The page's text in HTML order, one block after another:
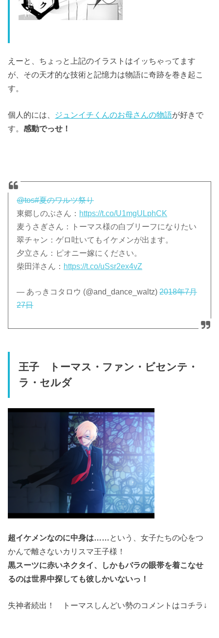
えーと、ちょっと上記のイラストはイッちゃってます
が、その天才的な技術と記憶力は物語に奇跡を巻き起こ
す。
個人的には、 ジュンイチくんのお母さんの物語が好きで
す。感動でっせ！
@tos#夏のワルツ祭り
東郷しのぶさん： https://t.co/U1mgULphCK
麦うさぎさん：トーマス様の白ブリーフになりたい
翠チャン：ゲロ吐いてもイケメンが出ます。
夕立さん：ピオニー嫁にください。
柴田洋さん： https://t.co/uSsr2ex4vZ
— あっきコタロウ (@and_dance_waltz)2018年7月
27日
王子 トーマス・ファン・ビセンテ・
ラ・セルダ
超イケメンなのに中身は……という、女子たちの心をつ
かんで離さないカリスマ王子様！
黒スーツに赤いネクタイ、しかもバラの眼帯を着こなせ
るのは世界中探しても彼しかいないっ！
失神者続出！ トーマスしんどい勢のコメントはコチラ↓